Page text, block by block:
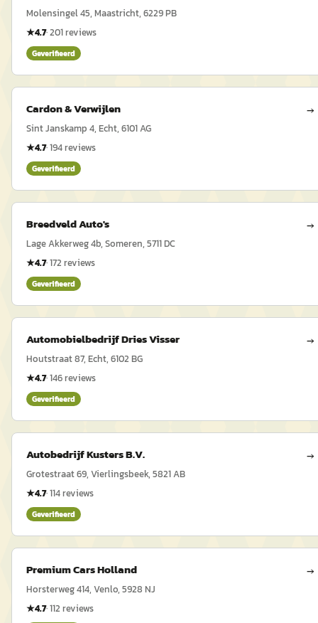
Molensingel 45, Maastricht, 6229 PB
★4.7·201reviews
Geverifieerd
Cardon & Verwijlen →
Sint Janskamp 4, Echt, 6101 AG
★4.7·194reviews
Geverifieerd
Breedveld Auto's →
Lage Akkerweg 4b, Someren, 5711 DC
★4.7·172 reviews
Geverifieerd
Automobielbedrijf Dries Visser →
Houtstraat 87, Echt, 6102 BG
★4.7·146reviews
Geverifieerd
Autobedrijf Kusters B.V. →
Grotestraat 69, Vierlingsbeek, 5821 AB
★4.7·114reviews
Geverifieerd
Premium Cars Holland →
Horsterweg 414, Venlo, 5928 NJ
★4.7·112 reviews